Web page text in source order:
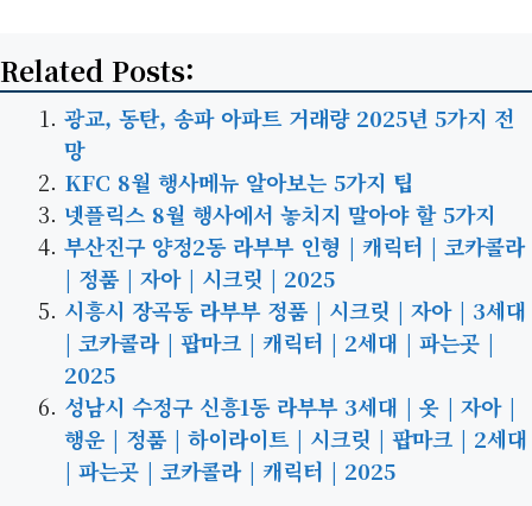
Related Posts:
광교, 동탄, 송파 아파트 거래량 2025년 5가지 전
망
KFC 8월 행사메뉴 알아보는 5가지 팁
넷플릭스 8월 행사에서 놓치지 말아야 할 5가지
부산진구 양정2동 라부부 인형 | 캐릭터 | 코카콜라
| 정품 | 자아 | 시크릿 | 2025
시흥시 장곡동 라부부 정품 | 시크릿 | 자아 | 3세대
| 코카콜라 | 팝마크 | 캐릭터 | 2세대 | 파는곳 |
2025
성남시 수정구 신흥1동 라부부 3세대 | 옷 | 자아 |
행운 | 정품 | 하이라이트 | 시크릿 | 팝마크 | 2세대
| 파는곳 | 코카콜라 | 캐릭터 | 2025